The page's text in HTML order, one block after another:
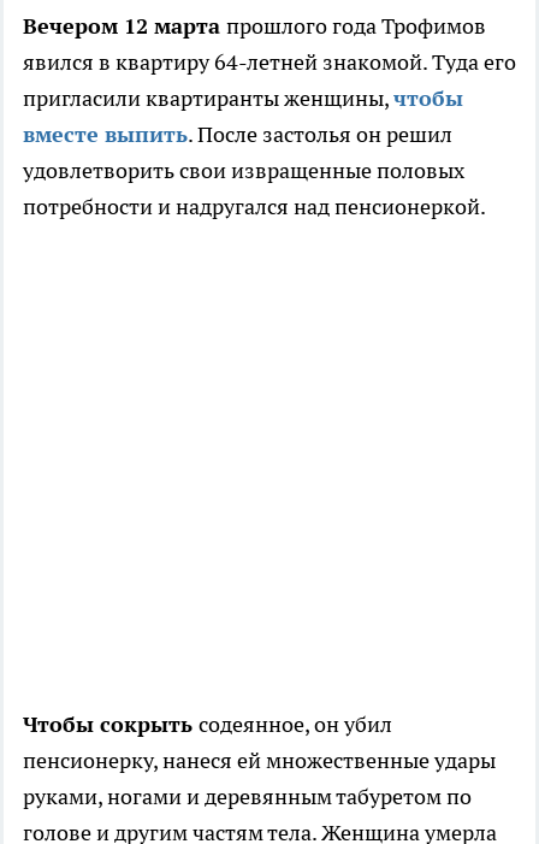
Вечером 12 марта прошлого года Трофимов
явился в квартиру 64-летней знакомой. Туда его
пригласили квартиранты женщины,чтобы
вместе выпить. После застолья он решил
удовлетворить свои извращенные половых
потребности и надругался над пенсионеркой.
Чтобы сокрыть содеянное, он убил
пенсионерку, нанеся ей множественные удары
руками, ногами и деревянным табуретом по
голове и другим частям тела. Женщина умерла